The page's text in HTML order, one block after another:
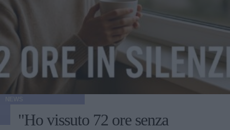
"Ho vissuto 72 ore senza